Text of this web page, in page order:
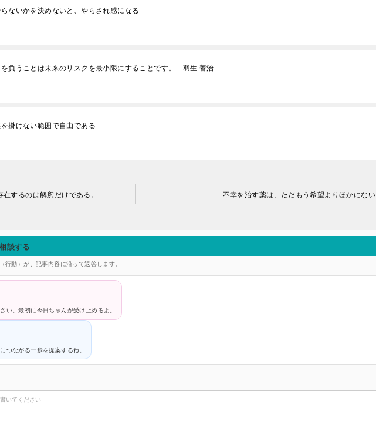
ないかを決めないと、やらされ感になる
負うことは未来のリスクを最小限にすることです。 羽生 善治
掛けない範囲で自由である
するのは解釈だけである。 不幸を治す薬は、ただもう希望よりほかにない
談する
行動）が、記事内容に沿って返答します。
い。最初に今日ちゃんが受け止めるよ。
つながる一歩を提案するね。